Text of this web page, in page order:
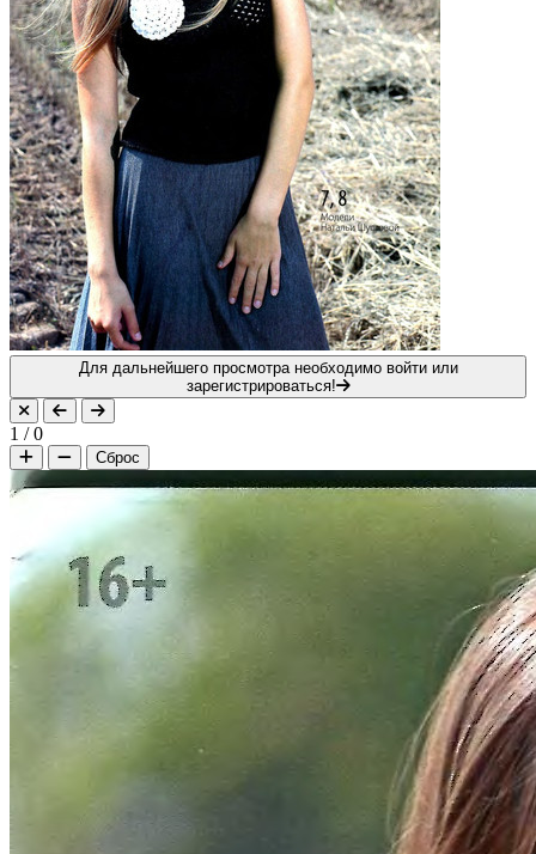
Для дальнейшего просмотра необходимо войти или
зарегистрироваться!
1 /0
Сброс